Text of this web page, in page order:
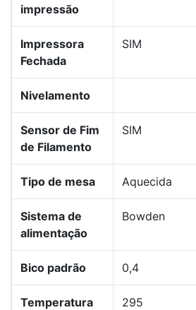
impressão
Impressora
Fechada
SIM
Nivelamento
Sensor de Fim
de Filamento
SIM
Tipo de mesa Aquecida
Sistema de
alimentação
Bowden
Bico padrão 0,4
Temperatura
295